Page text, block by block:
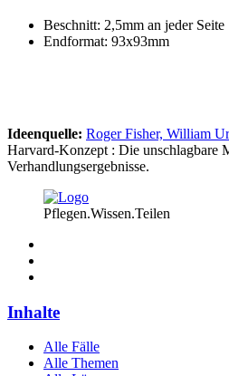
Beschnitt: 2,5mm an jeder Seite
Endformat: 93x93mm
Ideenquelle: Roger Fisher, William
Harvard-Konzept : Die unschlagbare
Verhandlungsergebnisse.
Pflegen.Wissen.Teilen
Inhalte
Alle Fälle
Alle Themen